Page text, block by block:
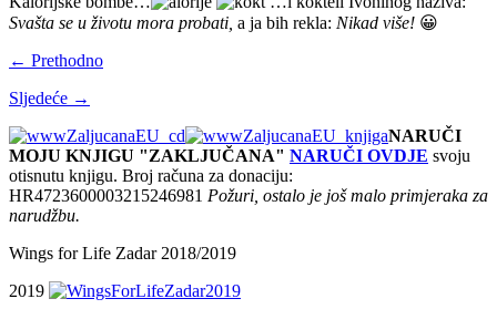
Svašta se u životu mora probati, a ja bih rekla: Nikad više! 😀
← Prethodno
Sljedeće →
NARUČI
MOJU KNJIGU "ZAKLJUČANA" NARUČI OVDJE svoju
otisnutu knjigu. Broj računa za donaciju:
HR4723600003215246981 Požuri, ostalo je još malo primjeraka za
narudžbu.
Wings for Life Zadar 2018/2019
2019